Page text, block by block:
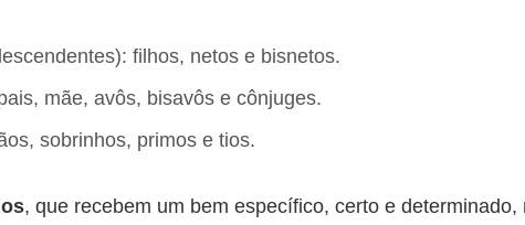
filhos, netos e bisnetos.
mãe, avôs, bisavôs e cônjuges.
sobrinhos, primos e tios.
, que recebem um bem específico, certo e determinado,